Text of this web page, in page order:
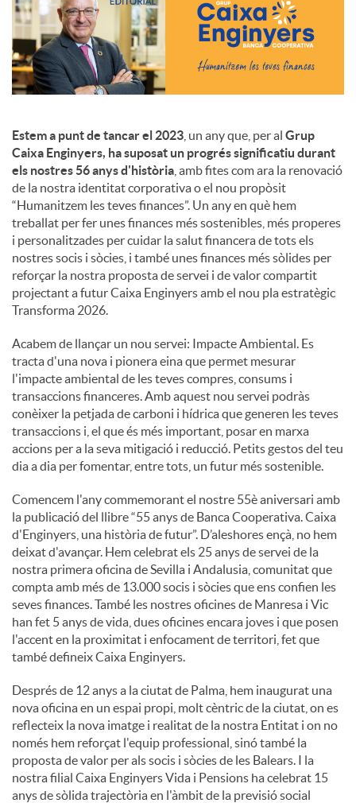
e
c
o
n
t
i
n
g
u
t
s
Estem a punt de tancar el 2023 , un any que, per al Grup
Caixa Enginyers, ha suposat un progrés significatiu durant
els nostres 56 anys d'història , amb fites com ara la renovació
de la nostra identitat corporativa o el nou propòsit
“Humanitzem les teves finances”. Un any en què hem
treballat per fer unes finances més sostenibles, més properes
i personalitzades per cuidar la salut financera de tots els
nostres socis i sòcies, i també unes finances més sòlides per
reforçar la nostra proposta de servei i de valor compartit
projectant a futur Caixa Enginyers amb el nou pla estratègic
Transforma 2026.
Acabem de llançar un nou servei: Impacte Ambiental. Es
tracta d'una nova i pionera eina que permet mesurar
l'impacte ambiental de les teves compres, consums i
transaccions financeres. Amb aquest nou servei podràs
conèixer la petjada de carboni i hídrica que generen les teves
transaccions i, el que és més important, posar en marxa
accions per a la seva mitigació i reducció. Petits gestos del teu
dia a dia per fomentar, entre tots, un futur més sostenible.
Comencem l'any commemorant el nostre 55è aniversari amb
la publicació del llibre “55 anys de Banca Cooperativa. Caixa
d'Enginyers, una història de futur”. D’aleshores ençà, no hem
deixat d'avançar. Hem celebrat els 25 anys de servei de la
nostra primera oficina de Sevilla i Andalusia, comunitat que
compta amb més de 13.000 socis i sòcies que ens confien les
seves finances. També les nostres oficines de Manresa i Vic
han fet 5 anys de vida, dues oficines encara joves i que posen
l'accent en la proximitat i enfocament de territori, fet que
també defineix Caixa Enginyers.
Després de 12 anys a la ciutat de Palma, hem inaugurat una
nova oficina en un espai propi, molt cèntric de la ciutat, on es
reflecteix la nova imatge i realitat de la nostra Entitat i on no
només hem reforçat l'equip professional, sinó també la
proposta de valor per als socis i sòcies de les Balears. I la
nostra filial Caixa Enginyers Vida i Pensions ha celebrat 15
anys de sòlida trajectòria en l'àmbit de la previsió social